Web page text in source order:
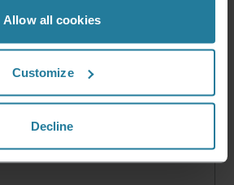
Allow all cookies
Customize
Decline
& Angebote
Newsletter ist randvoll mit
Melde Dich jetzt an und
Einkauf.